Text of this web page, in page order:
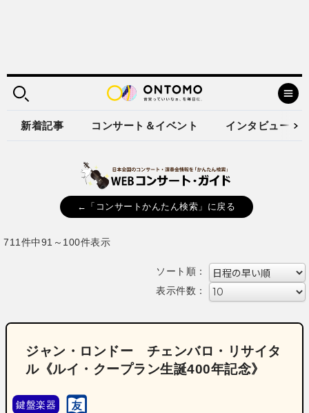
新着記事 コンサート＆イベント インタビュー
←「コンサートかんたん検索」に戻る
711件中91～100件表示
ソート順：
表示件数：
ジャン・ロンドー チェンバロ・リサイタ
ル《ルイ・クープラン生誕400年記念》
鍵盤楽器